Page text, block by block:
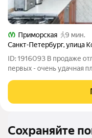
Приморская
9 мин.
Санкт-Петербург,улица
ID: 1916093 В продаже
первых - очень удачная
прихожая и коридор, где
функциональные места
Сохраняйте